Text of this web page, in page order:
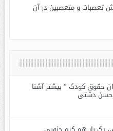
تعصبات و متعصبین در آن
حقوق کودک ” بیشتر آشنا
حسن دشتی